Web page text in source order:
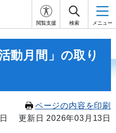
閲覧支援 検索 メニュー
動月間」の取り
ページの内容を印刷
更新日 2026年03月13日